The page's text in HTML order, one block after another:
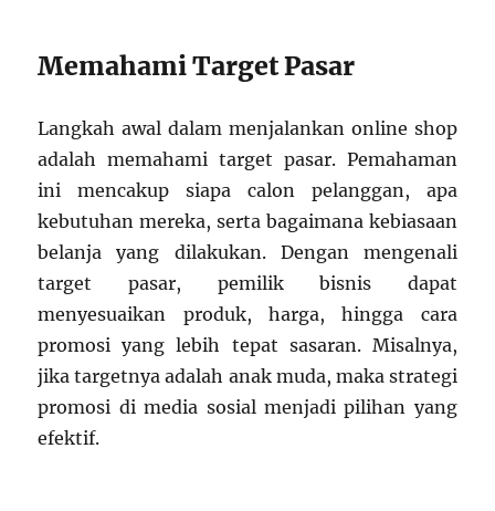
Memahami Target Pasar
Langkah awal dalam menjalankan online shop
adalah memahami target pasar. Pemahaman
ini mencakup siapa calon pelanggan, apa
kebutuhan mereka, serta bagaimana kebiasaan
belanja yang dilakukan. Dengan mengenali
target pasar, pemilik bisnis dapat
menyesuaikan produk, harga, hingga cara
promosi yang lebih tepat sasaran. Misalnya,
jika targetnya adalah anak muda, maka strategi
promosi di media sosial menjadi pilihan yang
efektif.